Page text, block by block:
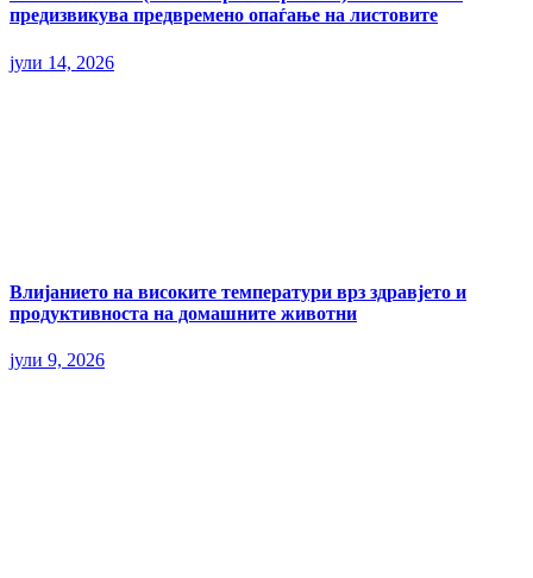
предизвикува предвремено опаѓање на листовите
јули 14, 2026
Влијанието на високите температури врз здравјето и
продуктивноста на домашните животни
јули 9, 2026